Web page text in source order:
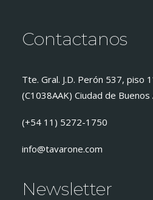
Contactanos
Tte. Gral. J.D. Perón 537, piso
(C1038AAK) Ciudad de
(+54 11) 5272-1750
info@tavarone.com
Newsletter